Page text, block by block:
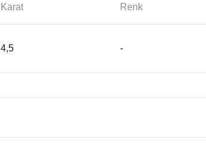
Karat Renk
4,5 -